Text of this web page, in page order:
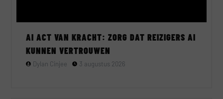
AI ACT VAN KRACHT: ZORG DAT REIZIGERS AI
KUNNEN VERTROUWEN
Dylan Cinjee 3 augustus 2026